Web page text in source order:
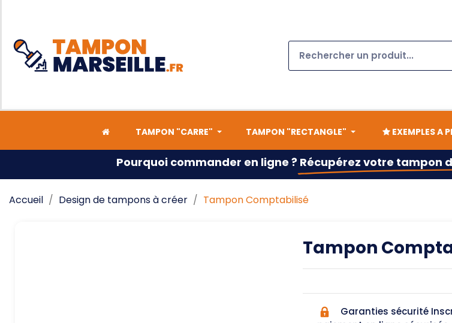
TAMPON "CARRE" TAMPON "RECTANGLE" EXEMPLES A
Pourquoi commander en ligne ? Récupérez votre tampon
Accueil Design de tampons à créer Tampon Comptabilisé
Tampon
Garanties sécurité